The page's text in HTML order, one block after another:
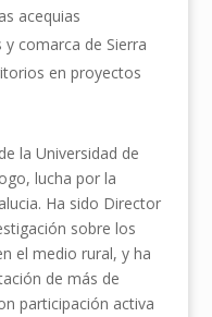
acequias
comarca de Sierra
en proyectos
la Universidad de
lucha por la
Ha sido Director
sobre los
el medio rural, y ha
de más de
participación activa